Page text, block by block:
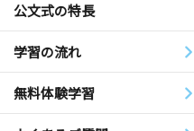
公文式の特長
学習の流れ
無料体験学習